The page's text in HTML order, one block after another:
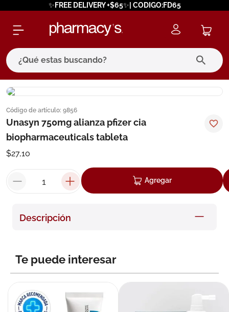
✨FREE DELIVERY +$65✨| CODIGO:FD65
¿Qué estas buscando?
Código de artículo: 9856
Unasyn 750mg alianza pfizer cia
biopharmaceuticals tableta
$27,10
Agregar
Descripción
Te puede interesar
términos más buscados
1. eucerin
cerave
7. isdin
9 pañales
10.nivea